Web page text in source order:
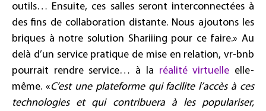
outils… Ensuite, ces salles seront interconnectées à
des fins de collaboration distante. Nous ajoutons les
briques à notre solution Shariiing pour ce faire.» Au
delà d’un service pratique de mise en relation, vr-bnb
pourrait rendre service… à la réalité virtuelle elle-
même. «C’est une plateforme qui facilite l’accès à ces
technologies et qui contribuera à les populariser,